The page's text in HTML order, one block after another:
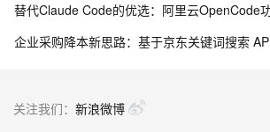
替代Claude Code的优选：阿里云OpenCode
关注我们： 新浪微博